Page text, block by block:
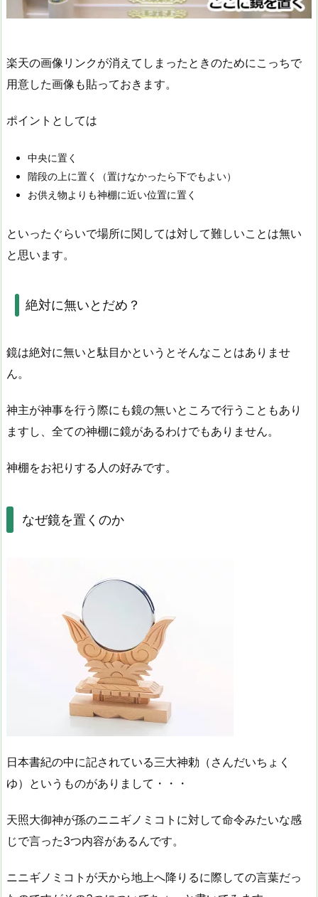
楽天の画像リンクが消えてしまったときのためにこっちで
用意した画像も貼っておきます。
ポイントとしては
中央に置く
階段の上に置く（置けなかったら下でもよい）
お供え物よりも神棚に近い位置に置く
といったぐらいで場所に関しては対して難しいことは無い
と思います。
絶対に無いとだめ？
鏡は絶対に無いと駄目かというとそんなことはありませ
ん。
神主が神事を行う際にも鏡の無いところで行うこともあり
ますし、全ての神棚に鏡があるわけでもありません。
神棚をお祀りする人の好みです。
なぜ鏡を置くのか
日本書紀の中に記されている三大神勅（さんだいちょく
ゆ）というものがありまして・・・
天照大御神が孫のニニギノミコトに対して命令みたいな感
じで言った3つ内容があるんです。
ニニギノミコトが天から地上へ降りるに際しての言葉だっ